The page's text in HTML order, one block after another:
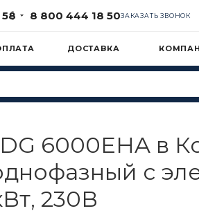
8 800 444 18 50ЗАКАЗАТЬ ЗВОНОК
ДОСТАВКА
6000EHA в
с
230В